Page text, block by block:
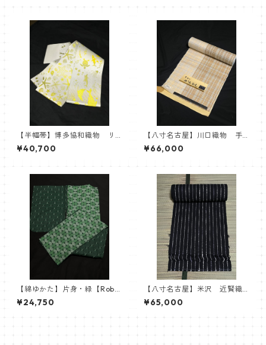
【半幅帯】博多協和織物 リ
バーシブル半巾帯 シルバー×
イエロー 紋小巾本袋 海
¥40,700
【八寸名古屋】川口織物 手
おり からむし 麻八寸名古
屋帯
¥66,000
【綿ゆかた】片身・緑【Robe
Japonica】
¥24,750
【八寸名古屋】米沢 近賢織
物 おしゃれ八寸帯 流星
¥65,000